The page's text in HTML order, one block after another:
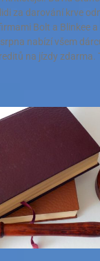
za darování krve
Bolt a Blinkee
nabízí všem
na jízdy zdarma.